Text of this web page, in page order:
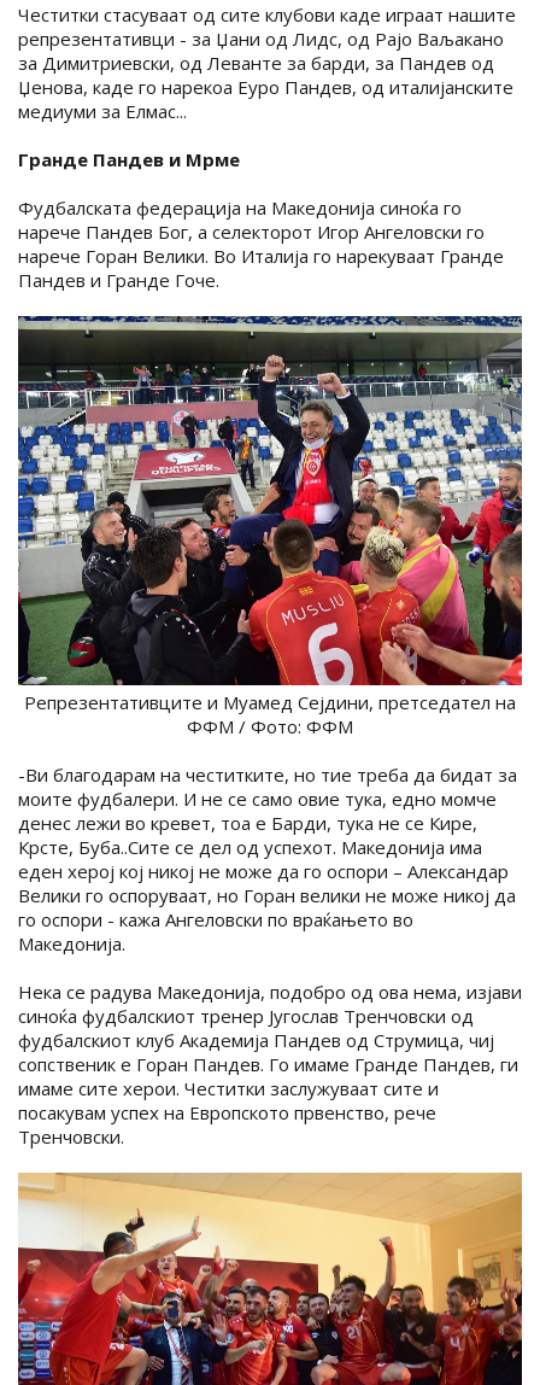
Честитки стасуваат од сите клубови каде играат нашите
репрезентативци - за Џани од Лидс, од Рајо Ваљакано
за Димитриевски, од Леванте за барди, за Пандев од
Џенова, каде го нарекоа Еуро Пандев, од италијанските
медиуми за Елмас...
Гранде Пандев и Мрме
Фудбалската федерација на Македонија синоќа го
нарече Пандев Бог, а селекторот Игор Ангеловски го
нарече Горан Велики. Во Италија го нарекуваат Гранде
Пандев и Гранде Гоче.
Репрезентативците и Муамед Сејдини, претседател на
ФФМ / Фото: ФФМ
-Ви благодарам на честитките, но тие треба да бидат за
моите фудбалери. И не се само овие тука, едно момче
денес лежи во кревет, тоа е Барди, тука не се Кире,
Крсте, Буба..Сите се дел од успехот. Македонија има
еден херој кој никој не може да го оспори – Александар
Велики го оспоруваат, но Горан велики не може никој да
го оспори - кажа Ангеловски по враќањето во
Македонија.
Нека се радува Македонија, подобро од ова нема, изјави
синоќа фудбалскиот тренер Југослав Тренчовски од
фудбалскиот клуб Академија Пандев од Струмица, чиј
сопственик е Горан Пандев. Го имаме Гранде Пандев, ги
имаме сите херои. Честитки заслужуваат сите и
посакувам успех на Европското првенство, рече
Тренчовски.